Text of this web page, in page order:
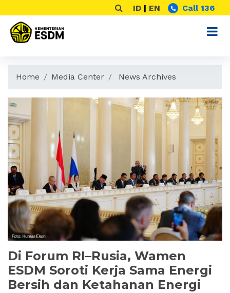
ID | EN Call 136
Home Media Center News Archives
Di Forum RI–Rusia, Wamen
ESDM Soroti Kerja Sama Energi
Bersih dan Ketahanan Energi